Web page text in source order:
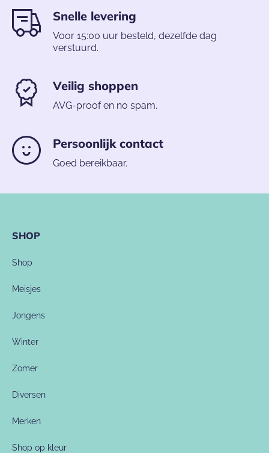
Snelle levering
Voor 15:00 uur besteld, dezelfde dag
verstuurd.
Veilig shoppen
AVG-proof en no spam.
Persoonlijk contact
Goed bereikbaar.
SHOP
Shop
Meisjes
Jongens
Winter
Zomer
Diversen
Merken
Shop op kleur